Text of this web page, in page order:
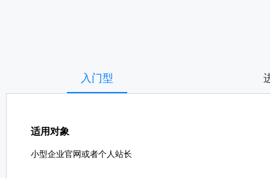
入门型
适用对象
小型企业官网或者个人站长